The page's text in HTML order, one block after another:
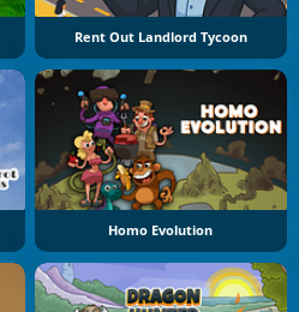
Rent Out Landlord Tycoon
Homo Evolution